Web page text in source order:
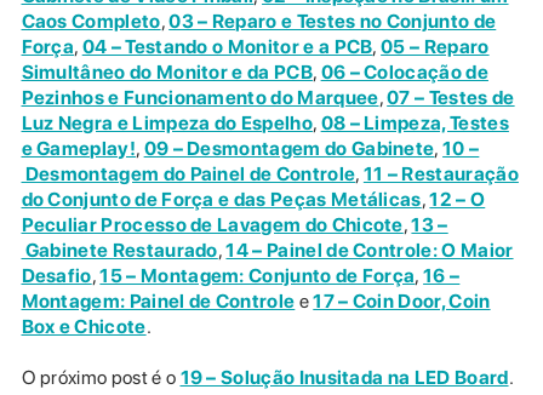
Caos Completo,03 – Reparo e Testes no Conjunto de
Força, 04 – Testando o Monitor e a PCB,05 – Reparo
Simultâneo do Monitor e da PCB, 06 – Colocação de
Pezinhos e Funcionamento do Marquee,07 – Testes de
Luz Negra e Limpeza do Espelho, 08 – Limpeza, Testes
e Gameplay!, 09 – Desmontagem do Gabinete,10 –
Desmontagem do Painel de Controle, 11 – Restauração
do Conjunto de Força e das Peças Metálicas,12 – O
Peculiar Processo de Lavagem do Chicote,13 –
Gabinete Restaurado,14 – Painel de Controle: O Maior
Desafio,15 – Montagem: Conjunto de Força,16 –
Montagem: Painel de Controle e17 – Coin Door, Coin
Box e Chicote.
O próximo post é o 19 – Solução Inusitada na LED Board.